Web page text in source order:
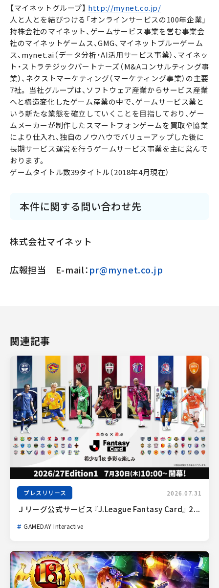
【マイネットグループ】 http://mynet.co.jp/
人と人とを結びつける「オンラインサービスの100年企業」
持株会社のマイネット、ゲームサービス事業を営む事業会
社のマイネットゲームス、GMG、マイネットブルーゲーム
ス、mynet.ai（データ分析・AI活用サービス事業）、マイネッ
ト・ストラテジックパートナーズ（M&Aコンサルティング事
業）、ネクストマーケティング（マーケティング事業）の主要
7社。 当社グループは、ソフトウェア産業からサービス産業
へと構造変化したゲーム産業の中で、ゲームサービス業と
いう新たな業態を確立していくことを目指しており、ゲー
ムメーカーが制作したスマートフォンゲームを買取や協業
により仕入れ、独自のノウハウでバリューアップした後に
長期サービス運営を行うゲームサービス事業を主に営んで
おります。
ゲームタイトル数39タイトル（2018年4月現在）
本件に関する問い合わせ先
株式会社マイネット
広報担当 E-mail：pr@mynet.co.jp
関連記事
プレスリリース 2026.07.31
Ｊリーグ公式サービス『J.League Fantasy Card』 2...
GAMEDAY Interactive